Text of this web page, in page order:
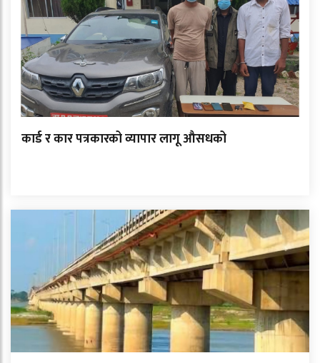
कार्ड र कार पत्रकारको व्यापार लागू औसधको